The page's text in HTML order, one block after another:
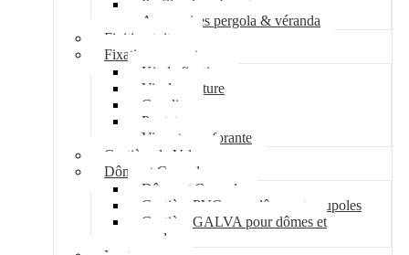
Profil polycarbonate
Accessoires pergola & véranda
Finition toiture
Fixation couverture
Kit de fixation
Vis de couture
Cavalier
Pontet
Vis auto-perforante
Costière de Velux
Dôme et Coupole
Dôme et Coupole
Costière PVC pour dômes et coupoles
Costière GALVA pour dômes et
coupoles